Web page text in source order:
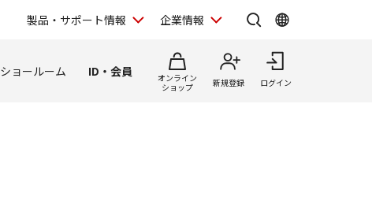
製品・サポート情報 企業情報
ショールーム ID・会員
オンライン
ショップ
新規登録 ログイン